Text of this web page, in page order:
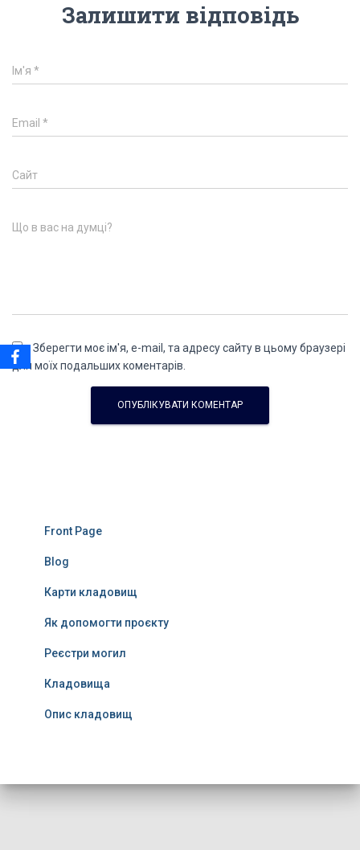
Залишити відповідь
Ім'я *
Email *
Сайт
Що в вас на думці?
Зберегти моє ім'я, e-mail, та адресу сайту в цьому браузері
для моїх подальших коментарів.
Front Page
Blog
Карти кладовищ
Як допомогти проєкту
Реєстри могил
Кладовища
Опис кладовищ